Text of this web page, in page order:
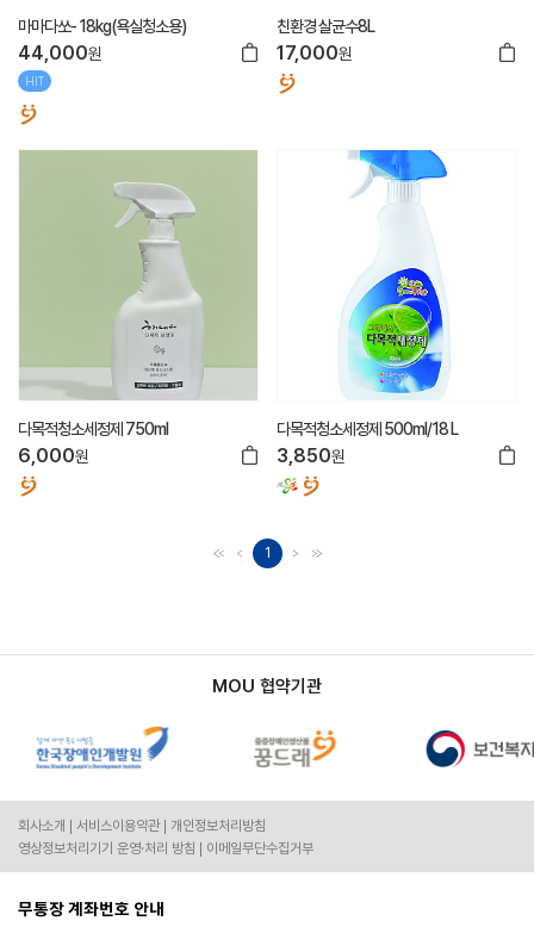
마마다쏘- 18kg(욕실청소용)
44,000원
HIT
친환경 살균수8L
17,000원
다목적청소세정제 750ml
6,000원
다목적청소세정제 500ml/18 L
3,850원
1
MOU 협약기관
회사소개 서비스이용약관
개인정보처리방침
영상정보처리기기 운영·처리 방침
이메일무단수집거부
무통장 계좌번호 안내